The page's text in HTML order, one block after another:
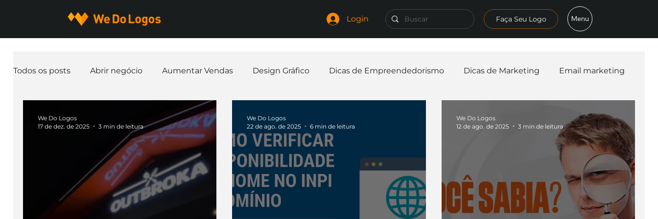
Login Faça Seu Logo Menu
Todos os posts Abrir negócio Aumentar Vendas Design Gráfico Dicas de Empreendedorismo Dicas de Marketing Email marketing
Freelancer
Mascotes Slogan Papelaria Curiosidades Frases Embalagens
nome de empresa Branding
We Do Logos
17 de dez. de 2025
3 min de leitura
We Do Logos
22 de ago. de 2025
6 min de leitura
We Do Logos
12 de ago. de 2025
3 min de leitura